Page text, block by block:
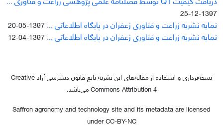
1397-12-25
نمایه نشریه زراعت و فناوری زعفران در پایگاه اطلاعاتی ... 1397-05-20
نمایه نشریه زراعت و فناوری زعفران در پایگاه اطلاعاتی ... 1397-04-12
نسخه‌برداری و استفاده از مقاله‌های این نشریه تابع قانون دسترسی آزاد Creative
Commons Attribution 4 می‌باشد.
Saffron agronomy and technology site and its metadata are licensed
under CC-BY-NC